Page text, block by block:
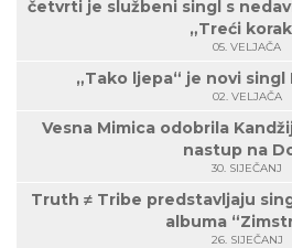
četvrti je službeni singl s
„Treći
05. VELJAČA
„Tako ljepa“ je novi
02. VELJAČA
Vesna Mimica odobrila
nastup na
30. SIJEČANJ
Truth ≠ Tribe predstavljaju
albuma
26. SIJEČANJ